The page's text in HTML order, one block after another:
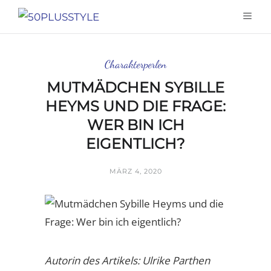
Charakterperlen
MUTMÄDCHEN SYBILLE
HEYMS UND DIE FRAGE:
WER BIN ICH
EIGENTLICH?
MÄRZ 4, 2020
Autorin des Artikels: Ulrike Parthen